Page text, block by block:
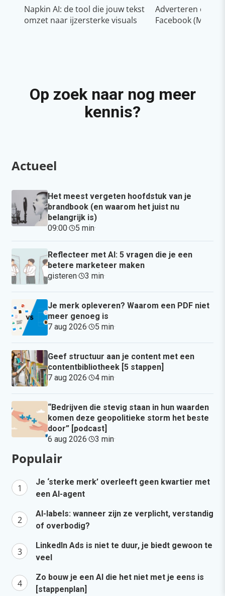
Napkin AI: de tool die jouw tekst
omzet naar ijzersterke visuals
Adverteren op
Facebook (Meta)
Op zoek naar nog meer
kennis?
Actueel
Het meest vergeten hoofdstuk van je
brandbook (en waarom het juist nu
belangrijk is)
09:00· 5 min·
Reflecteer met AI: 5 vragen die je een
betere marketeer maken
gisteren· 3 min·
Je merk opleveren? Waarom een PDF niet
meer genoeg is
7 aug 2026· 5 min·
Geef structuur aan je content met een
contentbibliotheek [5 stappen]
7 aug 2026· 4 min·
“Bedrijven die stevig staan in hun waarden
komen deze geopolitieke storm het beste
door” [podcast]
6 aug 2026· 3 min·
Populair
Je ‘sterke merk’ overleeft geen kwartier met
een AI-agent
AI-labels: wanneer zijn ze verplicht, verstandig
of overbodig?
LinkedIn Ads is niet te duur, je biedt gewoon te
veel
Zo bouw je een AI die het niet met je eens is
[stappenplan]